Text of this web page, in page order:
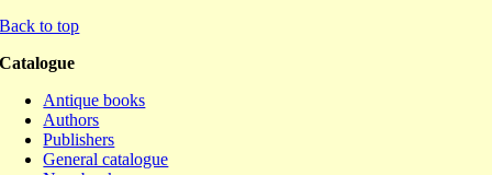
Back to top
Catalogue
Antique books
Authors
Publishers
General catalogue